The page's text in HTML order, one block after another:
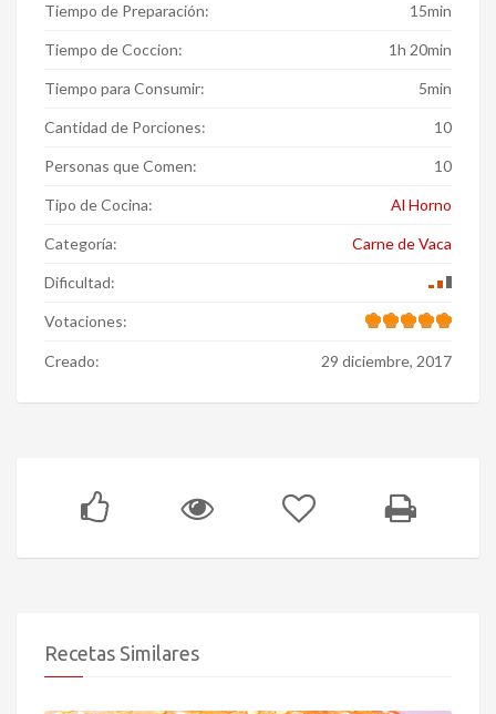
Tiempo de Preparación: 15min
Tiempo de Coccion: 1h 20min
Tiempo para Consumir: 5min
Cantidad de Porciones: 10
Personas que Comen: 10
Tipo de Cocina: Al Horno
Categoría: Carne de Vaca
Dificultad:
Votaciones:
Creado: 29 diciembre, 2017
Recetas Similares